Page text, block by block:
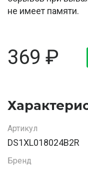
не имеет памяти.
369 ₽
Артикул
DS1XL018024B2R
Бренд